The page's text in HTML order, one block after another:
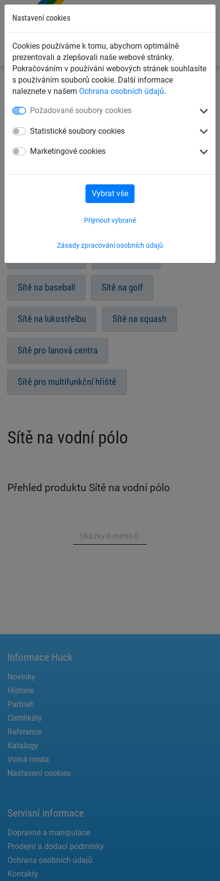
Nastavení cookies
Cookies používáme k tomu, abychom optimálně
prezentovali a zlepšovali naše webové stránky.
Pokračováním v používání webových stránek souhlasíte
s používáním souborů cookie. Další informace
naleznete v našem Ochrana osobních údajů.
Požadované soubory cookies
Statistické soubory cookies
Marketingové cookies
Zásady zpracování osobních údajů
Přijmout vybrané
Vybrat vše
Sportovní sítě Sítě pro ostatní sporty
Sítě na vodní
Sítě na basketbal Sítě na nohejbal
Sítě na vodní pólo
Sítě na zakrytí pískoviště
Sítě na baseball Sítě na golf
Sítě na lukostřelbu Sítě na squash
Sítě pro lanová centra
Sítě pro multifunkční hřiště
Sítě na vodní pólo
Přehled produktu Sítě na vodní pólo
Ukázky 0 mimo 0
Informace Huck
Novinky
Historie
Partneři
Certifikáty
Reference
Katalogy
Volná místa
Nastavení cookies
Servisní informace
Dopravné a manipulace
Prodejní a dodací podmínky
Ochrana osobních údajů
Kontakty